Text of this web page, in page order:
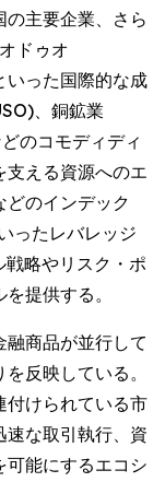
主要企業、さら
ドゥオ
った国際的な成
、銅鉱業
のコモディディ
支える資源へのエ
のインデック
ったレバレッジ
略やリスク・ポ
提供する。
商品が並行して
反映している。
付けられている市
速な取引執行、資
可能にするエコシ